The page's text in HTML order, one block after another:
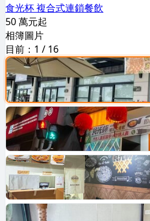
食光杯 複合式連鎖餐飲
50 萬元起
相簿圖片
目前： 1 / 16